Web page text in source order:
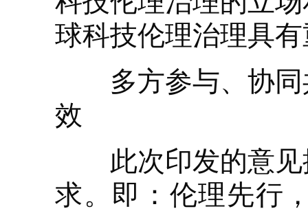
球科技伦理治理具
多方参与、协同
效
此次印发的意见
求。即：伦理先行